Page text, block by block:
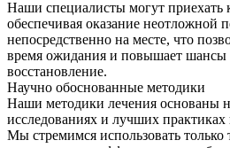
Наши специалисты могут приехать
обеспечивая оказание неотложной
непосредственно на месте, что
время ожидания и повышает шансы
восстановление.
Научно обоснованные методики
Наши методики лечения основаны
исследованиях и лучших практиках
Мы стремимся использовать только